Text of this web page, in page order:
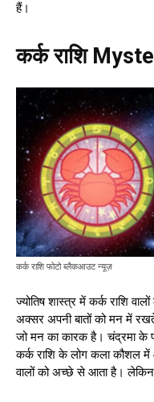
हैं।
कर्क राशि
कर्क राशि फोटो ब्लैकआउट न्यूज़
ज्योतिष शास्त्र में कर्क राशि
अक्सर अपनी बातों को मन में
जो मन का कारक है। चंद्रमा के
कर्क राशि के लोग कला कौशल में
वालों को अच्छे से आता है।